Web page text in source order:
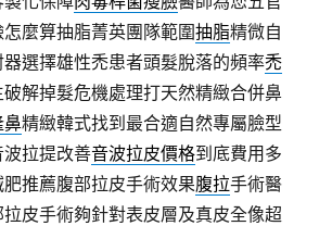
麼算抽脂菁英團隊範圍抽脂精微自
選擇雄性禿患者頭髮脫落的頻率禿
解掉髮危機處理打天然精緻合併鼻
鼻精緻韓式找到最合適自然專屬臉型
拉提改善音波拉皮價格到底費用多
推薦腹部拉皮手術效果腹拉手術醫
皮手術夠針對表皮層及真皮全像超